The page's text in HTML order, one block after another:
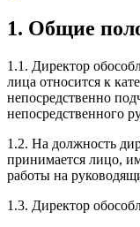
1. Общие
1.1. Директор
лица относится к
непосредственно
непосредственного
1.2. На должность
принимается лицо,
работы на
1.3. Директор